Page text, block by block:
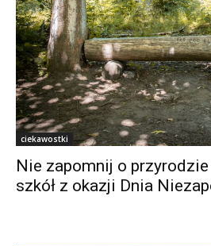
ciekawostki
Nie zapomnij o
szkół z okazji Dnia